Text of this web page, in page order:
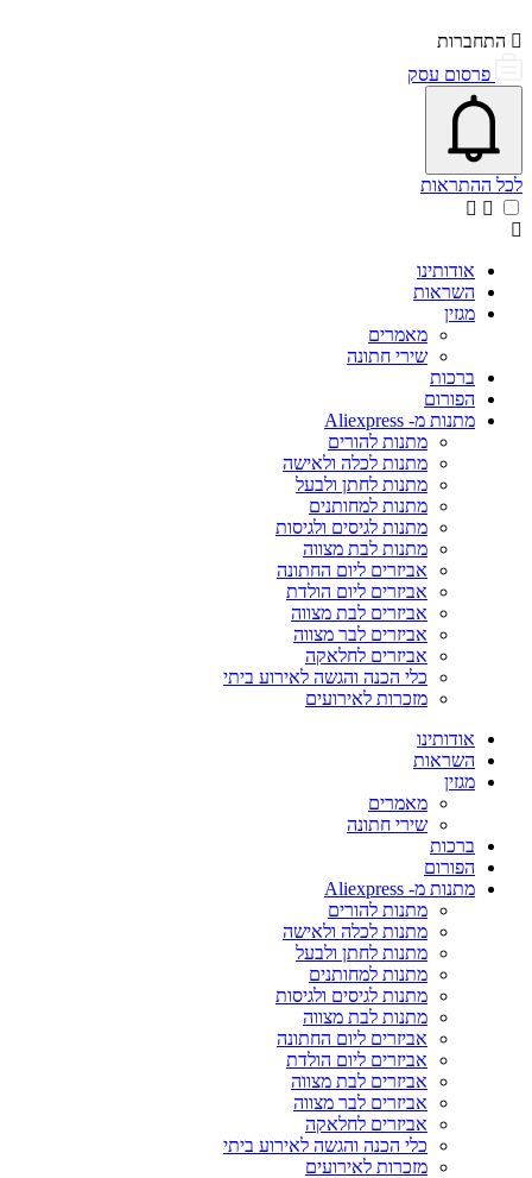
התחברות
פרסום עסק
פתיחת\סגירת מרכז התראות
אייקון פעמון
לכל ההתראות
אודותינו
השראות
מגזין
מאמרים
שירי חתונה
ברכות
הפורום
מתנות מ- Aliexpress
מתנות להורים
מתנות לכלה ולאישה
מתנות לחתן ולבעל
מתנות למחותנים
מתנות לגיסים ולגיסות
מתנות לבת מצווה
אביזרים ליום החתונה
אביזרים ליום הולדת
אביזרים לבת מצווה
אביזרים לבר מצווה
אביזרים לחלאקה
כלי הכנה והגשה לאירוע ביתי
מזכרות לאירועים
אודותינו
השראות
מגזין
מאמרים
שירי חתונה
ברכות
הפורום
מתנות מ- Aliexpress
מתנות להורים
מתנות לכלה ולאישה
מתנות לחתן ולבעל
מתנות למחותנים
מתנות לגיסים ולגיסות
מתנות לבת מצווה
אביזרים ליום החתונה
אביזרים ליום הולדת
אביזרים לבת מצווה
אביזרים לבר מצווה
אביזרים לחלאקה
כלי הכנה והגשה לאירוע ביתי
מזכרות לאירועים